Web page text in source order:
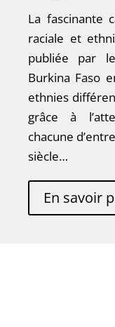
La fascinante
raciale et
publiée par
Burkina Faso
ethnies
grâce à
chacune
siècle…
En savoir